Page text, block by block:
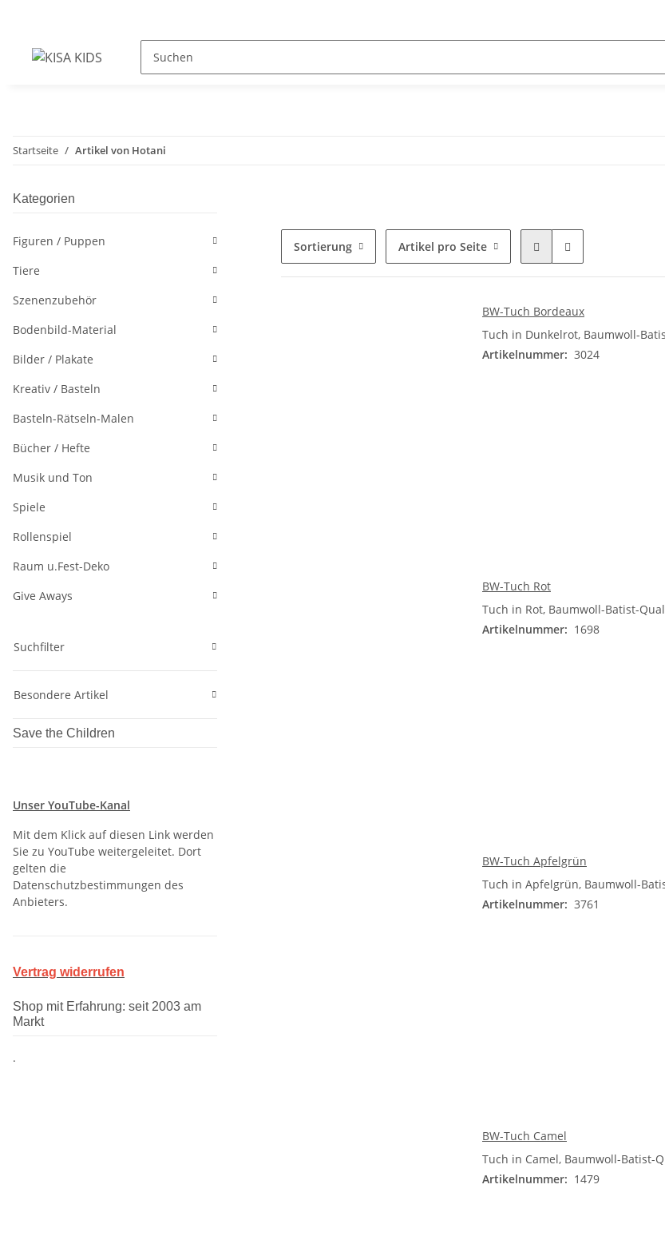
Startseite Artikel von Hotani
Sortierung Artikel pro Seite
BW-Tuch Bordeaux
Tuch in Dunkelrot, Baumwoll-
Artikelnummer: 3024
BW-Tuch Rot
Tuch in Rot, Baumwoll-Batist-
Artikelnummer: 1698
BW-Tuch Apfelgrün
Tuch in Apfelgrün, Baumwoll-
Artikelnummer: 3761
BW-Tuch Camel
Tuch in Camel, Baumwoll-Batist-
Artikelnummer: 1479
Kategorien
Figuren / Puppen
Tiere
Szenenzubehör
Bodenbild-Material
Bilder / Plakate
Kreativ / Basteln
Basteln-Rätseln-Malen
Bücher / Hefte
Musik und Ton
Spiele
Rollenspiel
Raum u.Fest-Deko
Give Aways
Suchfilter
Besondere Artikel
Save the Children
Unser YouTube-Kanal
Mit dem Klick auf diesen Link werden
Sie zu YouTube weitergeleitet. Dort
gelten die
Datenschutzbestimmungen des
Anbieters.
Vertrag widerrufen
Shop mit Erfahrung: seit 2003 am
Markt
.